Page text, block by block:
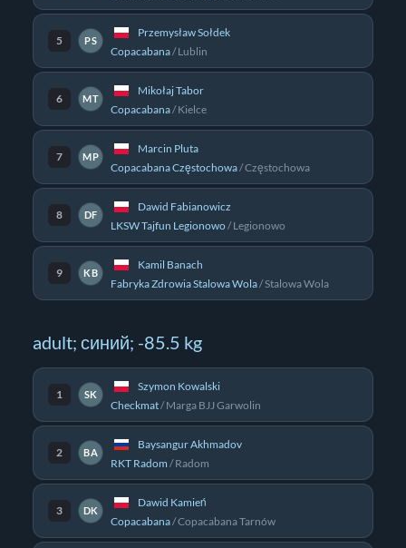
5 PS
Przemysław Sołdek
Copacabana/Lublin
6 MT
Mikołaj Tabor
Copacabana/Kielce
7 MP
Marcin Pluta
Copacabana Częstochowa/Częstochowa
8 DF
Dawid Fabianowicz
LKSW Tajfun Legionowo/Legionowo
9 KB
Kamil Banach
Fabryka Zdrowia Stalowa Wola/Stalowa Wola
adult; синий; -85.5 kg
1 SK
Szymon Kowalski
Checkmat/Marga BJJ Garwolin
2 BA
Baysangur Akhmadov
RKT Radom /Radom
3 DK
Dawid Kamień
Copacabana/Copacabana Tarnów